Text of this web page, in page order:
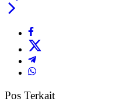
Pos Terkait